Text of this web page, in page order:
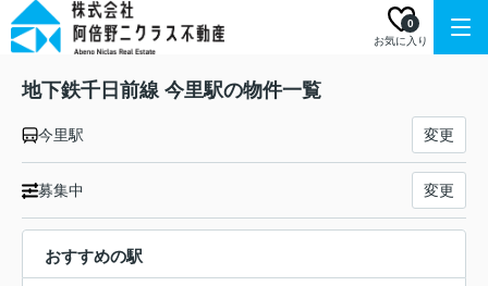
お気に入り
0
地下鉄千日前線 今里駅の物件一覧
今里駅 変更
募集中 変更
おすすめの駅